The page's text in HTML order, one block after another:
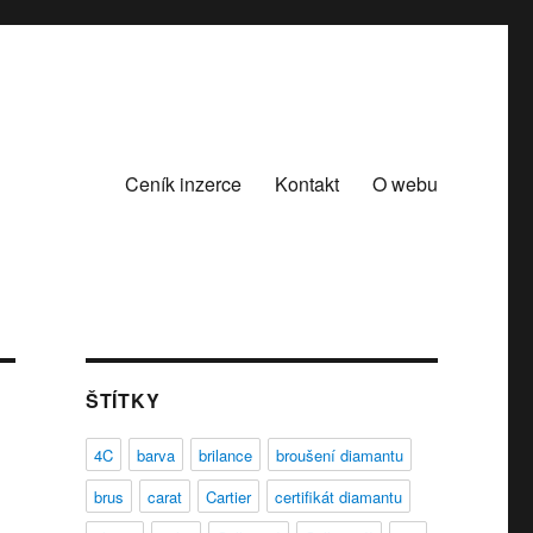
Ceník inzerce Kontakt O webu
ŠTÍTKY
4C barva brilance
broušení diamantu
brus
carat Cartier
certifikát diamantu